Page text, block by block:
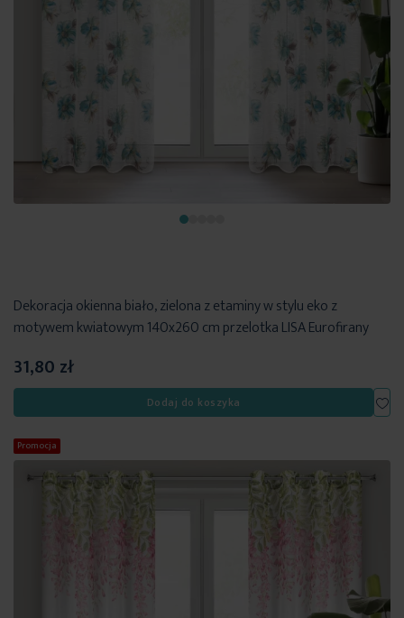
Dekoracja okienna biało, zielona z etaminy w stylu eko z
motywem kwiatowym 140x260 cm przelotka LISA Eurofirany
31,80 zł
Dodaj do koszyka
Promocja